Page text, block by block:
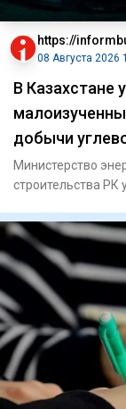
https://
08 Августа 2026
В Казахстане
добычи
Министерство
строительства РК